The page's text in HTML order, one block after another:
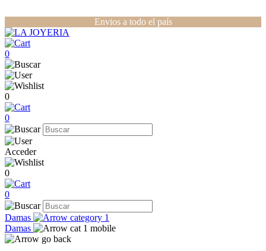
Envios a todo el país
0
0
0
Acceder
0
0
Damas
Damas